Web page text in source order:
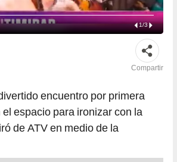
1/3
Compartir
encuentro por primera
espacio para ironizar con la
de ATV en medio de la